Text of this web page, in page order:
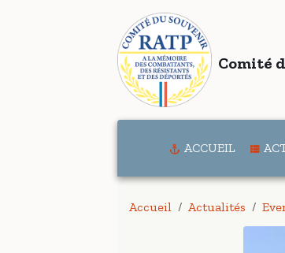
Comité
ACCUEIL
Accueil Actualités